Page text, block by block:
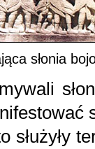
słonia
służyły